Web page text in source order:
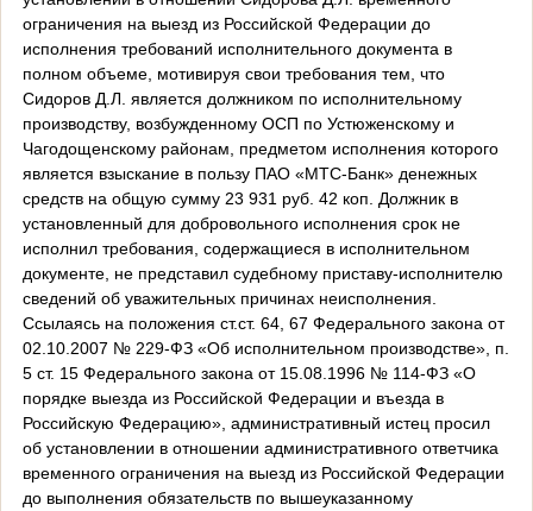
ограничения на выезд из Российской Федерации до
исполнения требований исполнительного документа в
полном объеме, мотивируя свои требования тем, что
Сидоров Д.Л. является должником по исполнительному
производству, возбужденному ОСП по Устюженскому и
Чагодощенскому районам, предметом исполнения которого
является взыскание в пользу ПАО «МТС-Банк» денежных
средств на общую сумму 23 931 руб. 42 коп. Должник в
установленный для добровольного исполнения срок не
исполнил требования, содержащиеся в исполнительном
документе, не представил судебному приставу-исполнителю
сведений об уважительных причинах неисполнения.
Ссылаясь на положения ст.ст. 64, 67 Федерального закона от
02.10.2007 № 229-ФЗ «Об исполнительном производстве», п.
5 ст. 15 Федерального закона от 15.08.1996 № 114-ФЗ «О
порядке выезда из Российской Федерации и въезда в
Российскую Федерацию», административный истец просил
об установлении в отношении административного ответчика
временного ограничения на выезд из Российской Федерации
до выполнения обязательств по вышеуказанному